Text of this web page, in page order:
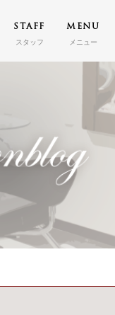
TOP
NAIL
ネイル
BLOG
ブログ
STYLE
STAFF
STAFF
スタッフ
MENU
メニュー